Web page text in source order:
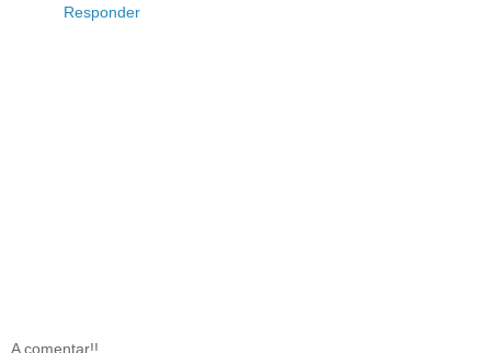
Responder
A comentar!!